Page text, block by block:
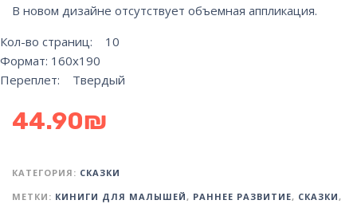
В новом дизайне отсутствует объемная аппликация.
Кол-во страниц: 10
Формат: 160х190
Переплет: Твердый
44.90₪
КАТЕГОРИЯ: СКАЗКИ
МЕТКИ: КИНИГИ ДЛЯ МАЛЫШЕЙ , РАННЕЕ РАЗВИТИЕ, СКАЗКИ ,